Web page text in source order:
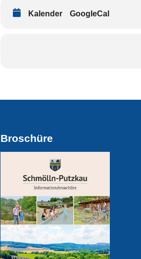
Kalender GoogleCal
Broschüre